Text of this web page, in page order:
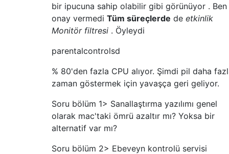
bir ipucuna sahip olabilir gibi görünüyor . Ben
onay vermedi Tüm süreçlerde de etkinlik
Monitör filtresi . Öyleydi
parentalcontrolsd
% 80'den fazla CPU alıyor. Şimdi pil daha
zaman göstermek için yavaşça geri geliyor.
Soru bölüm 1> Sanallaştırma yazılımı genel
olarak mac'taki ömrü azaltır mı? Yoksa bir
alternatif var mı?
Soru bölüm 2> Ebeveyn kontrolü servisi